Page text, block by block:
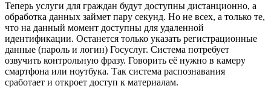
Теперь услуги для граждан будут доступны дистанционно, а
обработка данных займет пару секунд. Но не всех, а только те,
что на данный момент доступны для удаленной
идентификации. Останется только указать регистрационные
данные (пароль и логин) Госуслуг. Система потребует
озвучить контрольную фразу. Говорить её нужно в камеру
смартфона или ноутбука. Так система распознавания
сработает и откроет доступ к материалам.